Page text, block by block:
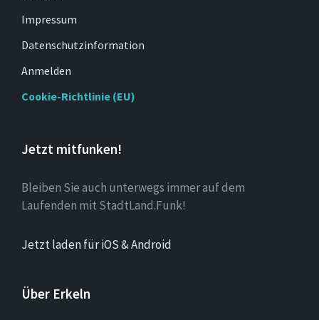
Impressum
Datenschutzinformation
Anmelden
Cookie-Richtlinie (EU)
Jetzt mitfunken!
Bleiben Sie auch unterwegs immer auf dem
Laufenden mit StadtLand.Funk!
Jetzt laden für iOS & Android
Über Erkeln